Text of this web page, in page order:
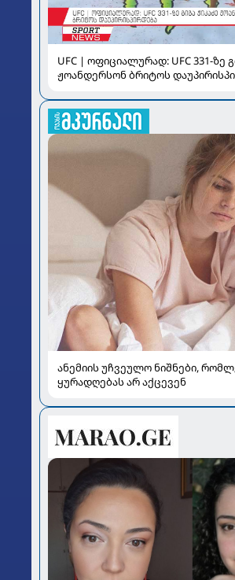
UFC | ოფიციალურად: UFC 331-ზე
ჟოანდერსონ ბრიტოს
ანემიის უჩვეულო ნიშნები,
ყურადღებას არ აქცევენ